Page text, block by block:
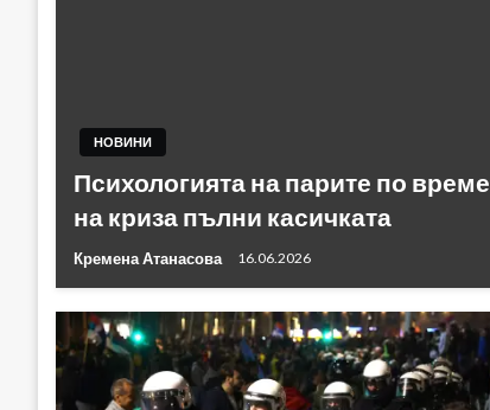
НОВИНИ
Психологията на парите по време
на криза пълни касичката
Кремена Атанасова 16.06.2026